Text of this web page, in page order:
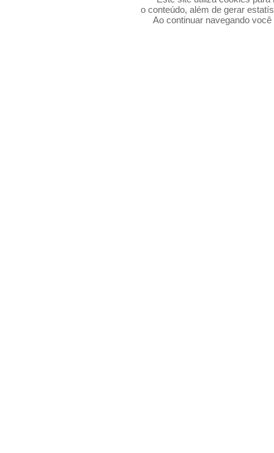
o conteúdo, além de gerar
Ao continuar navegando